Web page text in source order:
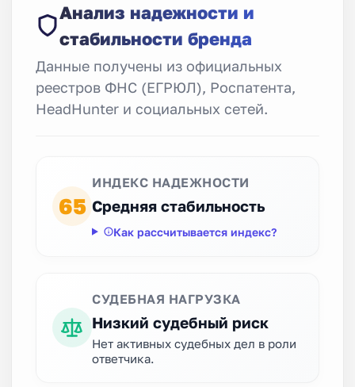
Анализ надежности и
стабильности бренда
Данные получены из официальных
реестров ФНС (ЕГРЮЛ), Роспатента,
HeadHunter и социальных сетей.
65
ИНДЕКС НАДЕЖНОСТИ
Средняя стабильность
Как рассчитывается индекс?
СУДЕБНАЯ НАГРУЗКА
Низкий судебный риск
Нет активных судебных дел в роли
ответчика.